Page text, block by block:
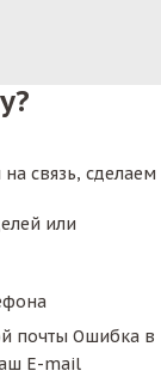
связь, сделаем
или
почты Ошибка в
E-mail